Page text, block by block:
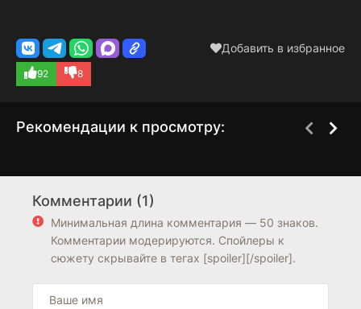
Добавить в избранное
92 8
Рекомендации к просмотру:
8.0
Комментарии (1)
Минимальная длина комментария — 50 знаков.
Комментарии модерируются. Спойлеры к
сюжету скрывайте в тегах [spoiler][/spoiler].